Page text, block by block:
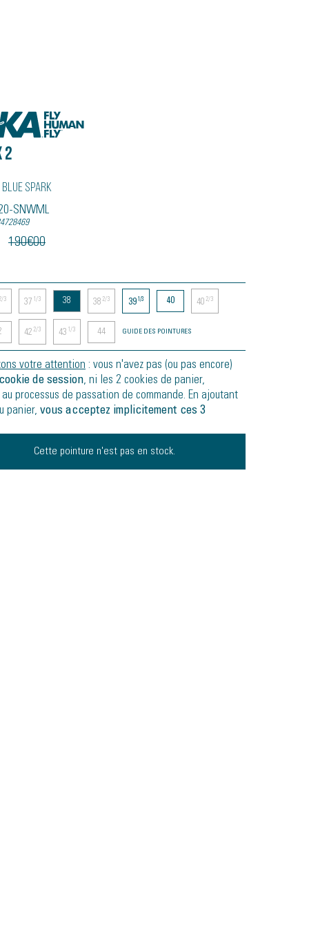
2
Spark
SNWML
190€00
2/3 37 1/3 38 382/3 39 1/3 40 402/3
422/3 43 1/3 44 GUIDE DES POINTURES
votre attention : vous n'avez pas (ou pas encore)
cookie de session, ni les 2 cookies de panier,
processus de passation de commande. En ajoutant
panier, vous acceptez implicitement ces 3
Cette pointure n'est pas en stock.